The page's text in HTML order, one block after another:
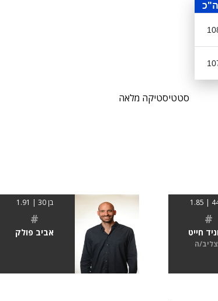
סטטיסטיקה מלאה
#
חייט
ה
בן 30 | 1.91
#
אביב פולק